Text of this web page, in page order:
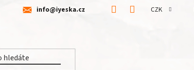
info@iyeska.cz CZK